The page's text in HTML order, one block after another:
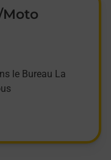
le Bureau La